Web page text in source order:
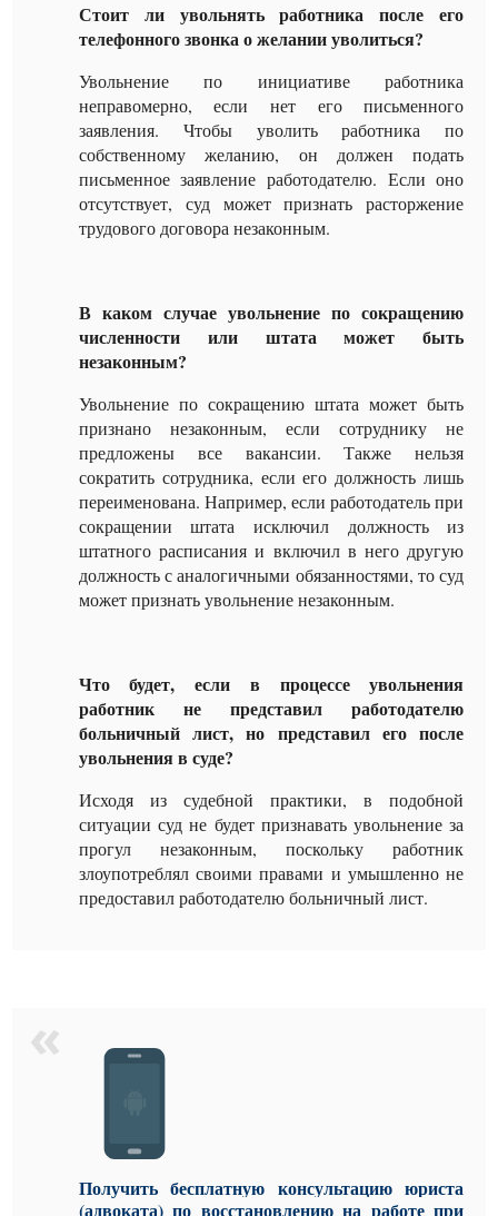
Стоит ли увольнять работника после его
телефонного звонка о желании уволиться?
Увольнение по инициативе работника
неправомерно, если нет его письменного
заявления. Чтобы уволить работника по
собственному желанию, он должен подать
письменное заявление работодателю. Если оно
отсутствует, суд может признать расторжение
трудового договора незаконным.
В каком случае увольнение по сокращению
численности или штата может быть
незаконным?
Увольнение по сокращению штата может быть
признано незаконным, если сотруднику не
предложены все вакансии. Также нельзя
сократить сотрудника, если его должность лишь
переименована. Например, если работодатель при
сокращении штата исключил должность из
штатного расписания и включил в него другую
должность с аналогичными обязанностями, то суд
может признать увольнение незаконным.
Что будет, если в процессе увольнения
работник не представил работодателю
больничный лист, но представил его после
увольнения в суде?
Исходя из судебной практики, в подобной
ситуации суд не будет признавать увольнение за
прогул незаконным, поскольку работник
злоупотреблял своими правами и умышленно не
предоставил работодателю больничный лист.
Получить бесплатную консультацию юриста
(адвоката)по восстановлению на работе при